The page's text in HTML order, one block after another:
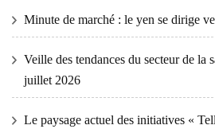
Minute de marché : le yen se dirige
Veille des tendances du secteur de la
juillet 2026
Le paysage actuel des initiatives «